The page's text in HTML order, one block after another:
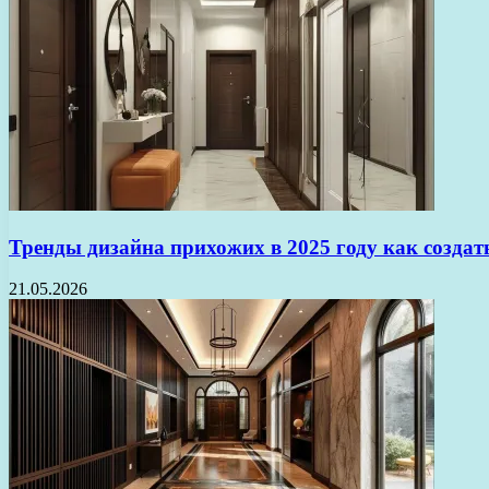
Тренды дизайна прихожих в 2025 году как
21.05.2026